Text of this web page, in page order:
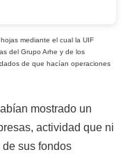
mediante el cual la UIF
del Grupo Arhe y de los
de que hacían operaciones
mostrado un
actividad que ni
sus fondos